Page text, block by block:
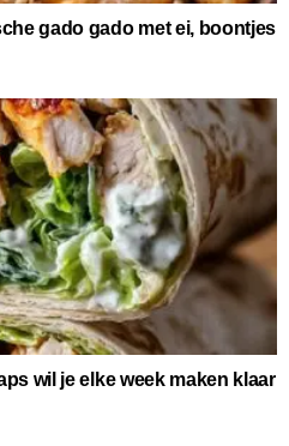
gado gado met ei, boontjes
wil je elke week maken klaar